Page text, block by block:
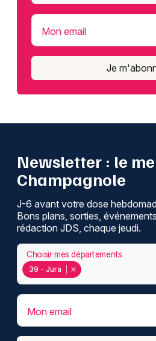
Mon email
Je
Newsletter : le
Champagnole
J-6 avant votre dose
Bons plans, sorties,
rédaction JDS, chaque jeudi.
39 - Jura
Choisir mes départements
Mon email